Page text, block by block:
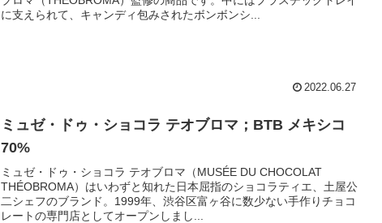
に支えられて、キャンディ包みされたボンボンシ...
2022.06.27
ミュゼ・ドゥ・ショコラ テオブロマ；BTB メキシコ
70%
ミュゼ・ドゥ・ショコラ テオブロマ（MUSÉE DU CHOCOLAT
THÉOBROMA）はいわずと知れた日本屈指のショコラティエ、土屋公
二シェフのブランド。1999年、渋谷区富ヶ谷に数少ない手作りチョコ
レートの専門店としてオープンしまし...